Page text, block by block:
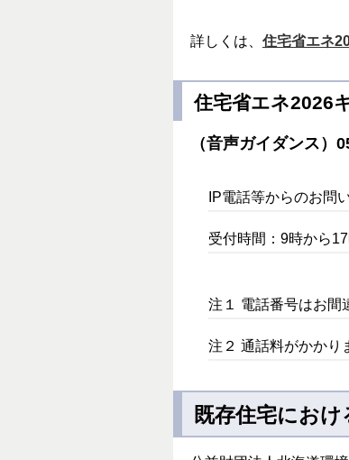
詳しくは、 住宅省エネ
住宅省エネ2026
（音声ガイダンス）
IP電話等からのお問
受付時間：9時から
注１ 電話番号はお間
注２ 通話料がかかり
既存住宅にお